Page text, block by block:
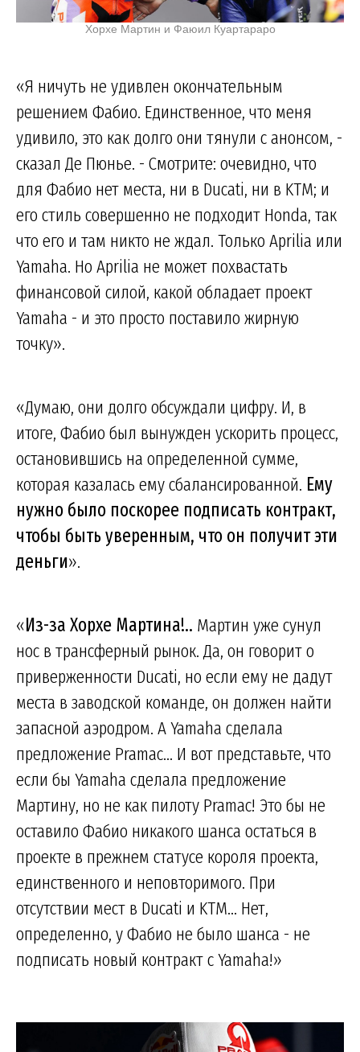
Хорхе Мартин и Фаюил Куартараро
«Я ничуть не удивлен окончательным
решением Фабио. Единственное, что меня
удивило, это как долго они тянули с анонсом, -
сказал Де Пюнье. - Смотрите: очевидно, что
для Фабио нет места, ни в Ducati, ни в KTM; и
его стиль совершенно не подходит Honda, так
что его и там никто не ждал. Только Aprilia или
Yamaha. Но Aprilia не может похвастать
финансовой силой, какой обладает проект
Yamaha - и это просто поставило жирную
точку».
«Думаю, они долго обсуждали цифру. И, в
итоге, Фабио был вынужден ускорить процесс,
остановившись на определенной сумме,
которая казалась ему сбалансированной. Ему
нужно было поскорее подписать контракт,
чтобы быть уверенным, что он получит эти
деньги».
«Из-за Хорхе Мартина!.. Мартин уже сунул
нос в трансферный рынок. Да, он говорит о
приверженности Ducati, но если ему не дадут
места в заводской команде, он должен найти
запасной аэродром. А Yamaha сделала
предложение Pramac... И вот представьте, что
если бы Yamaha сделала предложение
Мартину, но не как пилоту Pramac! Это бы не
оставило Фабио никакого шанса остаться в
проекте в прежнем статусе короля проекта,
единственного и неповторимого. При
отсутствии мест в Ducati и KTM... Нет,
определенно, у Фабио не было шанса - не
подписать новый контракт с Yamaha!»